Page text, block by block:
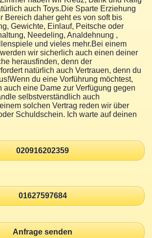
auch Toys.Die Sparte Erziehung
Bereich daher geht es von soft bis
Gewichte, Einlauf, Peitsche oder
Needeling, Analdehnung ,
und vieles mehr.Bei einem
wir sicherlich auch einen deiner
herausfinden, denn der
natürlich auch Vertrauen, denn du
du eine Vorführung möchtest,
auch eine Dame zur Verfügung gegen
selbstverständlich auch
solchen Vertrag reden wir über
Schuldschein. Ich warte auf deinen
020916202359
01627597684
Anfrage senden